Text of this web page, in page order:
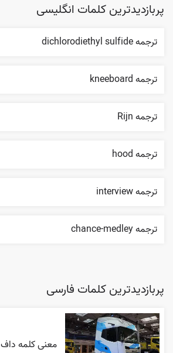
پربازدیدترین کلمات انگلیسی
ترجمه dichlorodiethyl sulfide
ترجمه kneeboard
ترجمه Rijn
ترجمه hood
ترجمه interview
ترجمه chance-medley
پربازدیدترین کلمات فارسی
معنی کلمه داف